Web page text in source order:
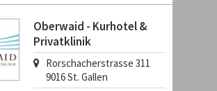
Oberwaid - Kurhotel &
Privatklinik
Rorschacherstrasse 311
9016St. Gallen